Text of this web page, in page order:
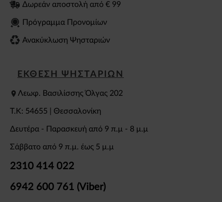
Δωρεάν αποστολή από € 99
Πρόγραμμα Προνομίων
Ανακύκλωση Ψησταριών
ΕΚΘΕΣΗ ΨΗΣΤΑΡΙΩΝ
Λεωφ. Βασιλίσσης Όλγας 202
T.K: 54655 | Θεσσαλονίκη
Δευτέρα - Παρασκευή από 9 π.μ - 8 μ.μ
Σάββατο από 9 π.μ. έως 5 μ.μ
2310 414 022
6942 600 761 (Viber)